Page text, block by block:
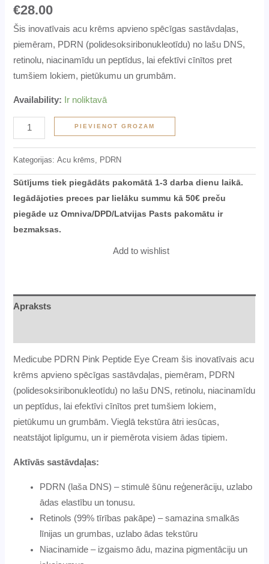
€28.00
Šis inovatīvais acu krēms apvieno spēcīgas sastāvdaļas,
piemēram, PDRN (polidesoksiribonukleotīdu) no lašu DNS,
retinolu, niacinamīdu un peptīdus, lai efektīvi cīnītos pret
tumšiem lokiem, pietūkumu un grumbām.
Availability: Ir noliktavā
PIEVIENOT GROZAM
Kategorijas:Acu krēms PDRN
Sūtījums tiek piegādāts pakomātā 1-3 darba dienu laikā.
Iegādājoties preces par lielāku summu kā 50€ preču
piegāde uz Omniva/DPD/Latvijas Pasts pakomātu ir
bezmaksas.
Add to wishlist
Apraksts
Medicube PDRN Pink Peptide Eye Cream šis inovatīvais acu
krēms apvieno spēcīgas sastāvdaļas, piemēram, PDRN
(polidesoksiribonukleotīdu) no lašu DNS, retinolu, niacinamīdu
un peptīdus, lai efektīvi cīnītos pret tumšiem lokiem,
pietūkumu un grumbām. Vieglā tekstūra ātri iesūcas,
neatstājot lipīgumu, un ir piemērota visiem ādas tipiem.
Aktīvās sastāvdaļas:
PDRN (laša DNS) – stimulē šūnu reģenerāciju, uzlabo
ādas elastību un tonusu.
Retinols (99% tīrības pakāpe) – samazina smalkās
līnijas un grumbas, uzlabo ādas tekstūru
Niacinamide – izgaismo ādu, mazina pigmentāciju un